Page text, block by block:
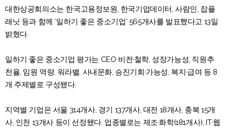
대한상공회의소는 한국고용정보원, 한국기업데이터, 사람인, 잡플
래닛 등과 함께 ‘일하기 좋은 중소기업’ 565개사를 발표했다고 13일
밝혔다.
일하기 좋은 중소기업 평가는 CEO 비전·철학, 성장가능성, 직원추
천율, 임원 역량, 워라밸, 사내문화, 승진기회·가능성, 복지·급여 등 8
개 주제별로 구성됐다.
지역별 기업은 서울 314개사, 경기 137개사, 대전 18개사, 충북 15개
사, 인천 13개사 등이 선정됐다. 업종별로는 제조·화학(181개사), IT·웹